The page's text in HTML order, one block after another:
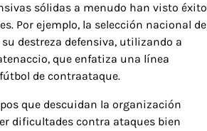
sólidas a menudo han visto éxito
Por ejemplo, la selección nacional de
destreza defensiva, utilizando a
que enfatiza una línea
de contraataque.
que descuidan la organización
dificultades contra ataques bien